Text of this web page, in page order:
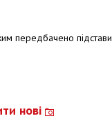
передбачено підстави
нові